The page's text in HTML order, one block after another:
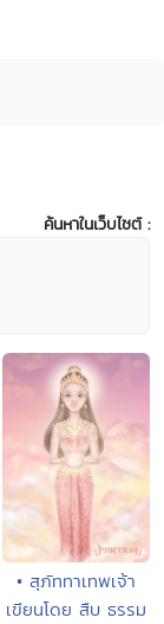
ค้นหาในเว็บไซต์ :
• สุภัททาเทพเจ้า
เขียนโดย สืบ ธรรม